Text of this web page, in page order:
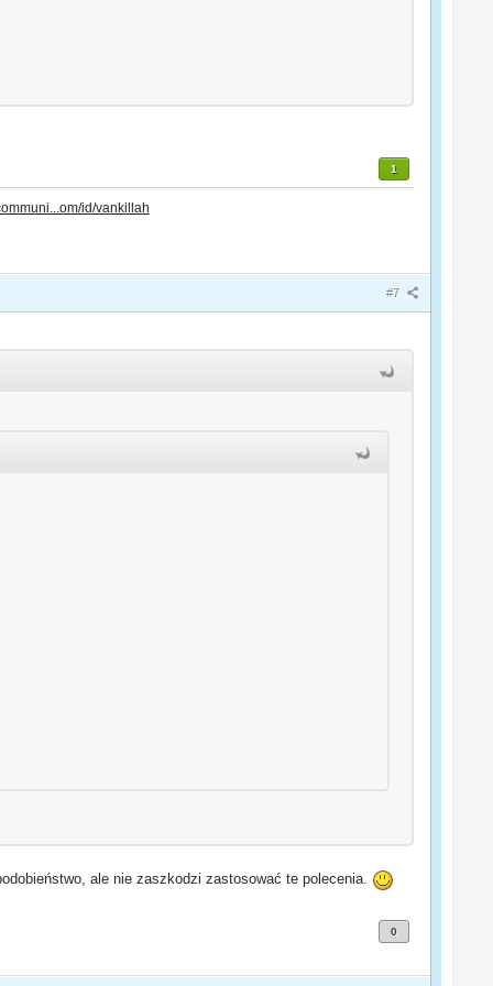
1
id/vankillah
#7
ale nie zaszkodzi zastosować te polecenia.
0